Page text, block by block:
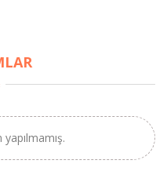
İNDİRİMİ
Naturel Sızma
(5lt, Soğuk
Sıkım) - Bilgem